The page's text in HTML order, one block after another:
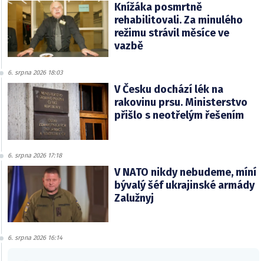
Knížáka posmrtně
rehabilitovali. Za minulého
režimu strávil měsíce ve
vazbě
6. srpna 2026 18:03
V Česku dochází lék na
rakovinu prsu. Ministerstvo
přišlo s neotřelým řešením
6. srpna 2026 17:18
V NATO nikdy nebudeme, míní
bývalý šéf ukrajinské armády
Zalužnyj
6. srpna 2026 16:14